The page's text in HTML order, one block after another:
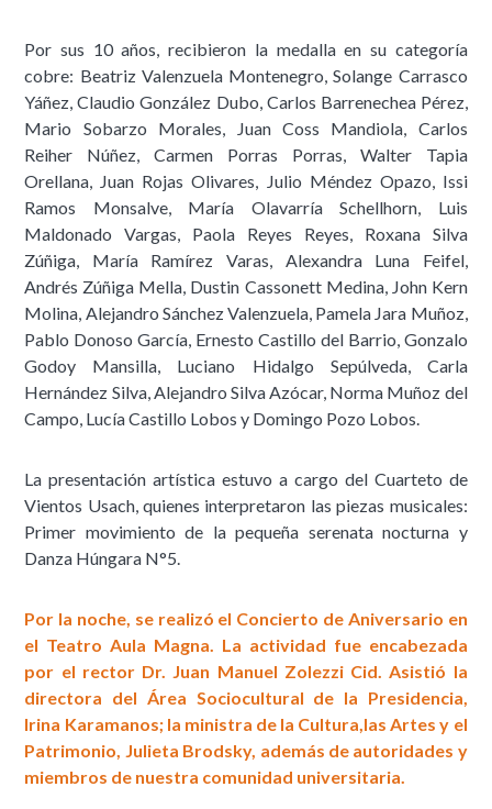
Por sus 10 años, recibieron la medalla en su categoría
cobre: Beatriz Valenzuela Montenegro, Solange Carrasco
Yáñez, Claudio González Dubo, Carlos Barrenechea Pérez,
Mario Sobarzo Morales, Juan Coss Mandiola, Carlos
Reiher Núñez, Carmen Porras Porras, Walter Tapia
Orellana, Juan Rojas Olivares, Julio Méndez Opazo, Issi
Ramos Monsalve, María Olavarría Schellhorn, Luis
Maldonado Vargas, Paola Reyes Reyes, Roxana Silva
Zúñiga, María Ramírez Varas, Alexandra Luna Feifel,
Andrés Zúñiga Mella, Dustin Cassonett Medina, John Kern
Molina, Alejandro Sánchez Valenzuela, Pamela Jara Muñoz,
Pablo Donoso García, Ernesto Castillo del Barrio, Gonzalo
Godoy Mansilla, Luciano Hidalgo Sepúlveda, Carla
Hernández Silva, Alejandro Silva Azócar, Norma Muñoz del
Campo, Lucía Castillo Lobos y Domingo Pozo Lobos.
La presentación artística estuvo a cargo del Cuarteto de
Vientos Usach, quienes interpretaron las piezas musicales:
Primer movimiento de la pequeña serenata nocturna y
Danza Húngara N°5.
Por la noche, se realizó el Concierto de Aniversario en
el Teatro Aula Magna. La actividad fue encabezada
por el rector Dr. Juan Manuel Zolezzi Cid. Asistió la
directora del Área Sociocultural de la Presidencia,
Irina Karamanos; la ministra de la Cultura,las Artes y el
Patrimonio, Julieta Brodsky, además de autoridades y
miembros de nuestra comunidad universitaria.